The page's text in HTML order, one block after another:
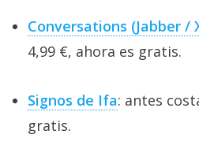
Conversations (Jabber /
4,99 €, ahora es gratis.
Signos de Ifa: antes
gratis.